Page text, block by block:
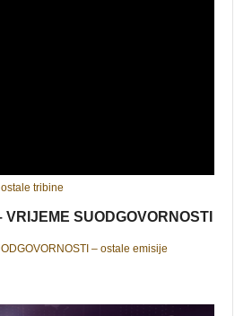
tribine
VRIJEME SUODGOVORNOSTI
– ostale emisije